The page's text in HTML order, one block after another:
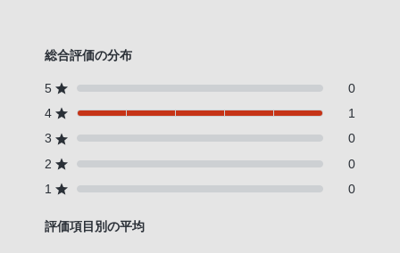
総合評価の分布
5
0
4
1
3
0
2
0
1
0
評価項目別の平均